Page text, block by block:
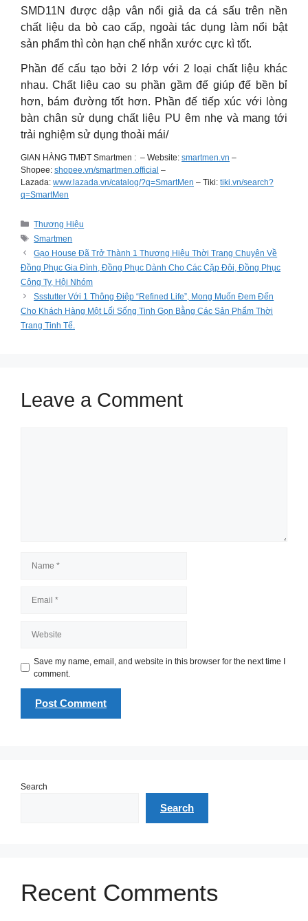
SMD11N được dập vân nổi giả da cá sấu trên nền
chất liệu da bò cao cấp, ngoài tác dụng làm nổi bật
sản phẩm thì còn hạn chế nhắn xước cực kì tốt.
Phần đế cấu tạo bởi 2 lớp với 2 loại chất liệu khác
nhau. Chất liệu cao su phần gầm đế giúp đế bền bỉ
hơn, bám đường tốt hơn. Phần đế tiếp xúc với lòng
bàn chân sử dụng chất liệu PU êm nhẹ và mang tới
trải nghiệm sử dụng thoải mái/
GIAN HÀNG TMĐT Smartmen : – Website: smartmen.vn –
Shopee: shopee.vn/smartmen.official –
Lazada: www.lazada.vn/catalog/?q=SmartMen – Tiki: tiki.vn/search?
q=SmartMen
Categories
Thương Hiệu
Tags
Smartmen
Gạo House Đã Trở Thành 1 Thương Hiệu Thời Trang Chuyên Về
Đồng Phục Gia Đình, Đồng Phục Dành Cho Các Cặp Đôi, Đồng Phục
Công Ty, Hội Nhóm
Ssstutter Với 1 Thông Điệp “Refined Life”, Mong Muốn Đem Đến
Cho Khách Hàng Một Lối Sống Tinh Gọn Bằng Các Sản Phẩm Thời
Trang Tinh Tế.
Leave a Comment
Save my name, email, and website in this browser for the next time I
comment.
Search
Search
Recent Comments